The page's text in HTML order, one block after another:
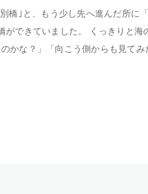
橋｣と、もう少し先へ進んだ所に
できていました。 くっきりと
かな？」「向こう側からも見て